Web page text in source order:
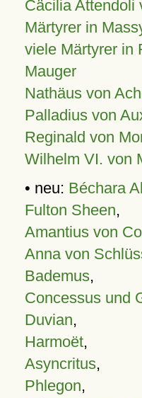
Cäcilia Attendoli
Märtyrer in
viele Märtyrer in
Mauger
Nathäus von
Palladius von
Reginald von
Wilhelm VI. von
• neu: Béchara
Fulton Sheen,
Amantius von
Anna von
Bademus,
Concessus und
Duvian,
Harmoët,
Asyncritus,
Phlegon,